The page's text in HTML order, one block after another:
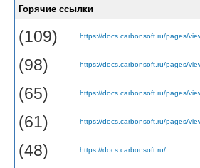
Горячие ссылки
(109) https://docs.carbonsoft.ru/pages/
(98) https://docs.carbonsoft.ru/pages/
(65) https://docs.carbonsoft.ru/pages/
(61) https://docs.carbonsoft.ru/pages/
(48) https://docs.carbonsoft.ru/